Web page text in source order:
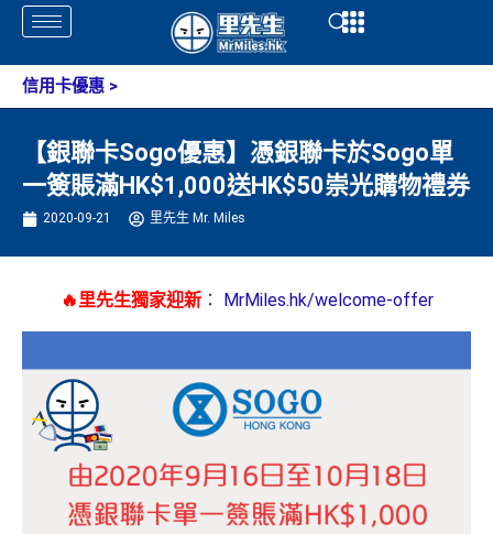
Skip
content
Open
信用卡優惠 >
【銀聯卡Sogo優惠】憑銀聯卡於Sogo單
一簽賬滿HK$1,000送HK$50崇光購物禮券
2020-09-21 里先生 Mr. Miles
🔥里先生獨家迎新： MrMiles.hk/welcome-offer